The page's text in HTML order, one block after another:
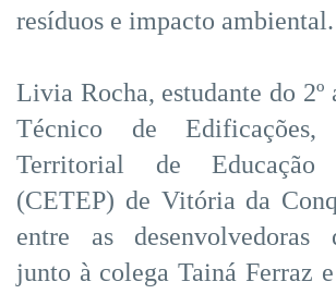
resíduos e impacto ambiental.
Livia Rocha, estudante do 2º
Técnico de
Territorial de Educação
(CETEP) de Vitória da
entre as desenvolvedoras
junto à colega Tainá Ferraz